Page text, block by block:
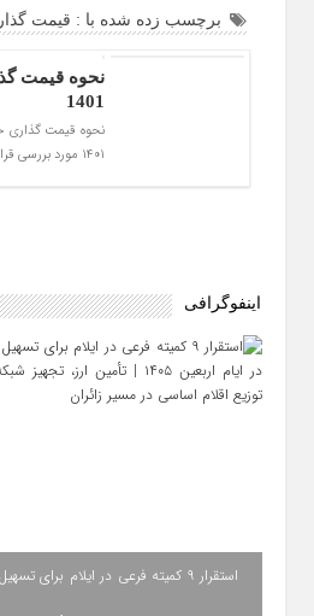
برچسب زده شده با : قیمت
نحوه قیمت
1401
نحوه قیمت گذاری
1401 مورد بررسی قرار گرفت.
اینفوگرافی
استقرار ۹ کمیته فرعی در ایلام